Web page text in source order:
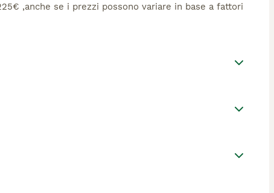
,anche se i prezzi possono variare in base a fattori